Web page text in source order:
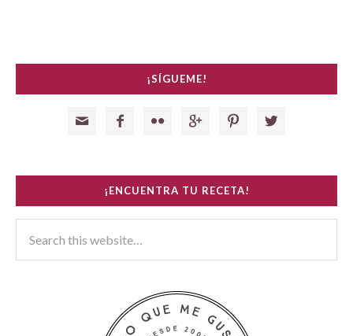
¡SÍGUEME!
     
¡ENCUENTRA TU RECETA!